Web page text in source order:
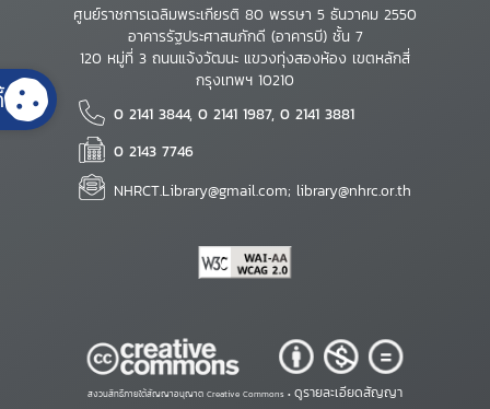
ศูนย์ราชการเฉลิมพระเกียรติ 80 พรรษา 5 ธันวาคม 2550
อาคารรัฐประศาสนภักดี (อาคารบี) ชั้น 7
120 หมู่ที่ 3 ถนนแจ้งวัฒนะ แขวงทุ่งสองห้อง เขตหลักสี่
กรุงเทพฯ 10210
0 2141 3844, 0 2141 1987, 0 2141 3881
0 2143 7746
NHRCT.Library@gmail.com; library@nhrc.or.th
สงวนสิทธิ์ภายใต้สัญญาอนุญาต Creative Commons • ดูรายละเอียดสัญญา